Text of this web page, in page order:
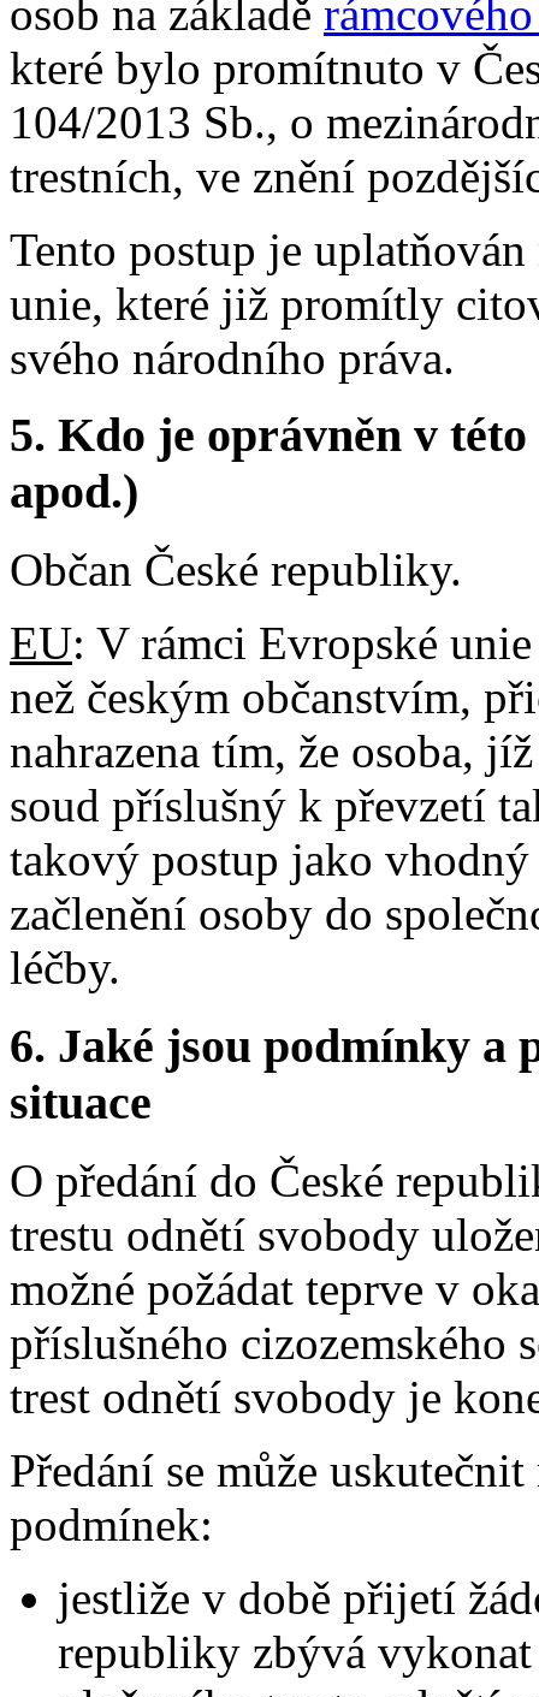
osob na základě
které bylo promítnuto v
104/2013 Sb., o
trestních, ve znění
Tento postup je
unie, které již promítly
svého národního práva.
5. Kdo je oprávněn v
apod.)
Občan České republiky.
EU: V rámci Evropské
než českým občanstvím,
nahrazena tím, že osoba,
soud příslušný k převzetí
takový postup jako vhodný
začlenění osoby do
léčby.
6. Jaké jsou podmínky a
situace
O předání do České
trestu odnětí svobody
možné požádat teprve v
příslušného cizozemského
trest odnětí svobody je
Předání se může
podmínek:
jestliže v době přijetí
republiky zbývá vykonat